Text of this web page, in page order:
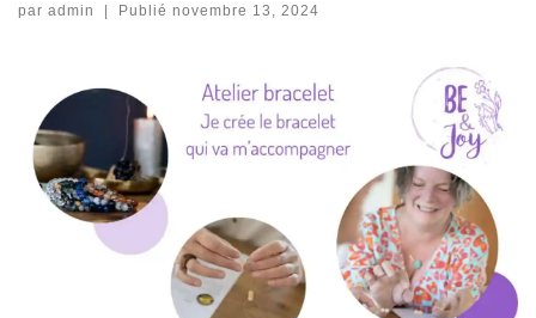
par admin | Publié novembre 13, 2024